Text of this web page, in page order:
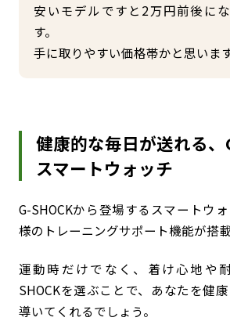
安いモデルですと2万円前後に
す。
手に取りやすい価格帯かと思います
健康的な毎日が送れる、
スマートウォッチ
G-SHOCKから登場するスマートウ
様のトレーニングサポート機能が搭載
運動時だけでなく、着け心地や
SHOCKを選ぶことで、あなたを健
導いてくれるでしょう。